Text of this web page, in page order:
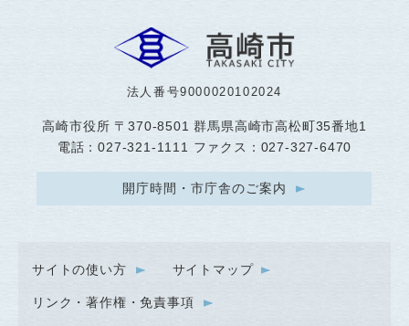
法人番号9000020102024
高崎市役所 〒370-8501 群馬県高崎市高松町35番地1
電話：027-321-1111 ファクス：027-327-6470
開庁時間・市庁舎のご案内
サイトの使い方 サイトマップ
リンク・著作権・免責事項